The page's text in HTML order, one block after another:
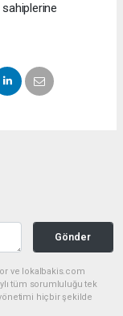
Gönder
ve lokalbakis.com
tüm sorumluluğu tek
hiçbir şekilde